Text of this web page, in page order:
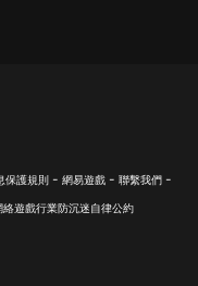
保護規則 - 網易遊戲 - 聯繫我們 -
絡遊戲行業防沉迷自律公約